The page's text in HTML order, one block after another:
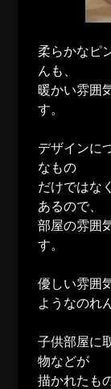
柔らかなピ
んも、
暖かい雰囲
す。
デザインに
なもの
だけではな
あるので、
部屋の雰囲
す。
優しい雰囲
ようなのれ
子供部屋に
物などが
描かれたも